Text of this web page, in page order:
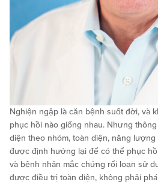
Nghiện ngập là căn bệnh suốt đời, và
phục hồi nào giống nhau. Nhưng
diện theo nhóm, toàn diện, năng
được định hướng lại để có thể phục
và bệnh nhân mắc chứng rối loạn sử
được điều trị toàn diện, không phải